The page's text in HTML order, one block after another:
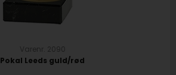
Varenr. 2090
Pokal Leeds guld/rød